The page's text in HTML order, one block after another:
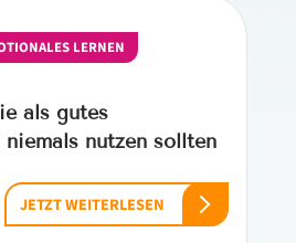
LERNEN
als gutes
nutzen sollten
JETZT WEITERLESEN